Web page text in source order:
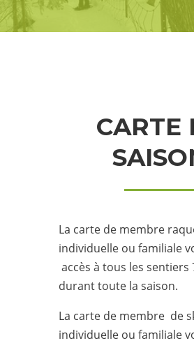
CARTE
La carte de membre
individuelle ou familiale
accès à tous les sentiers
durant toute la saison.
La carte de membre de
individuelle ou familiale